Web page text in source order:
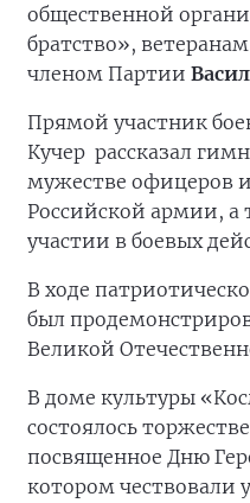
общественной
братство»,
членом Партии
Прямой участник
Кучер рассказал
мужестве офицеров
Российской армии, а
участии в боевых
В ходе
был
Великой
В доме культуры
состоялось
посвященное Дню
котором чествовали